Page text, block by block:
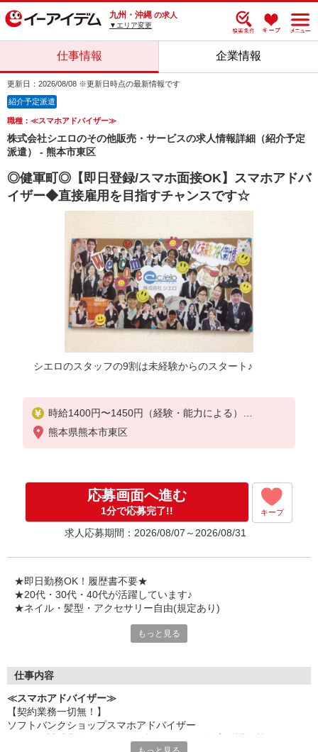
九州・沖縄 の求人
▼エリア変更
仕事情報 企業情報
更新日：2026/08/08 ※更新日時点の最新情報です
紹介予定派遣
職種：≪スマホアドバイザー≫
株式会社シエロのその他販売・サービスの求人情報詳細（紹介予定
派遣） - 熊本市東区
◎健軍町◎【即日登録/スマホ面接OK】スマホアドバ
イザー◆直接雇用を目指すチャンスです☆
シエロのスタッフの9割は未経験からのスタート♪
時給1400円〜1450円（経験・能力による）
※残業代支給
★交通費別途支給（規定あり）
入社祝い金10万円支給(規定有)
お友達を紹介頂くと,
インセンティブ支給(規定有)
゜・。○。・゜+゜・。○。・゜+゜
熊本県熊本市東区
応募画面へ進む
1分で応募完了!! キープ
求人応募期間：2026/08/07～2026/08/31
★即日勤務OK！履歴書不要★
★20代・30代・40代が活躍しています♪
★ネイル・髪型・アクセサリー自由(規定あり)
シエロのご紹介するお店は、
優しい人間関係がある場所ばかり！
【選べるお仕事いろいろ】
￣￣￣￣￣￣￣￣￣￣￣
もっと見る
仕事内容
≪スマホアドバイザー≫
【契約業務一切無！】
ソフトバンクショップスマホアドバイザー